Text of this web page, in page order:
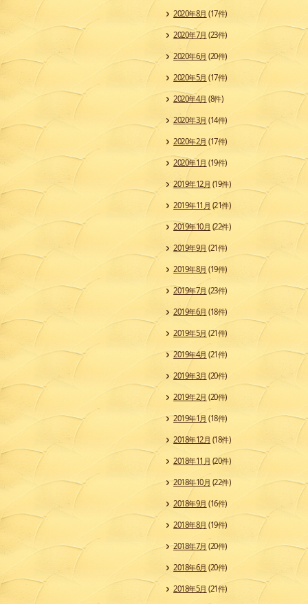
2020年8月 (17件)
2020年7月 (23件)
2020年6月 (20件)
2020年5月 (17件)
2020年4月 (8件)
2020年3月 (14件)
2020年2月 (17件)
2020年1月 (19件)
2019年12月 (19件)
2019年11月 (21件)
2019年10月 (22件)
2019年9月 (21件)
2019年8月 (19件)
2019年7月 (23件)
2019年6月 (18件)
2019年5月(21件)
2019年4月 (21件)
2019年3月 (20件)
2019年2月 (20件)
2019年1月 (18件)
2018年12月 (18件)
2018年11月(20件)
2018年10月 (22件)
2018年9月 (16件)
2018年8月 (19件)
2018年7月 (20件)
2018年6月 (20件)
2018年5月 (21件)